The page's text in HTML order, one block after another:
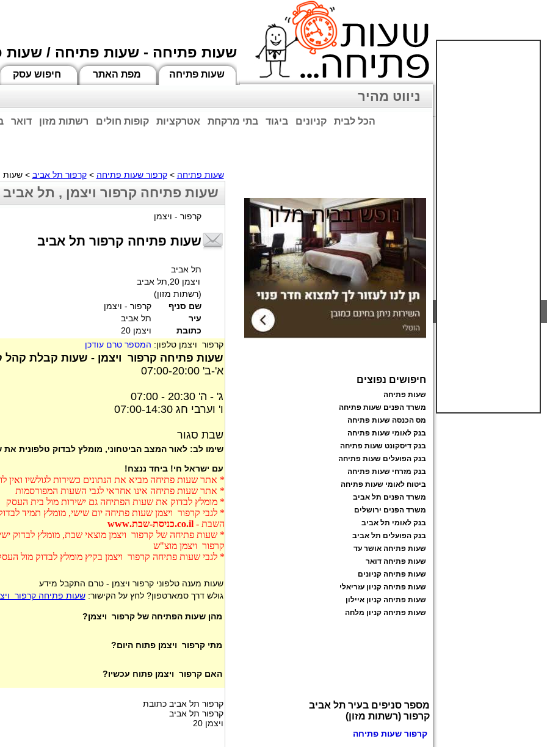
שעות פתיחה - שעות פתיחה / שעות
חיפוש עסק מפת האתר שעות פתיחה
ניווט מהיר
דואר רשתות מזון קופות חולים אטרקציות בתי מרקחת ביגוד קניונים הכל לבית
שעות פתיחה >קרפור שעות פתיחה >קרפור תל אביב > שעות
שעות פתיחה קרפור ויצמן , תל אביב
קרפור - ויצמן
שעות פתיחה קרפור תל אביב
תל אביב
ויצמן 20,תל אביב
(רשתות מזון)
שם סניף
קרפור - ויצמן
עיר
תל אביב
כתובת
ויצמן 20
קרפור ויצמן טלפון: המספר טרם עודכן
שעות פתיחה קרפור ויצמן - שעות קבלת קהל
א'-ב' 07:00-20:00
ג' - ה' 20:30 - 07:00
ו' וערבי חג 07:00-14:30
שבת סגור
שימו לב: לאור המצב הביטחוני, מומלץ לבדוק טלפונית
עם ישראל חי! ביחד ננצח!
* אתר שעות פתיחה מביא את הנתונים כשירות לגולשיו
* אתר שעות פתיחה אינו אחראי לגבי השעות המפורסמות
* מומלץ לבדוק את שעות הפתיחה גם ישירות מול בית העסק
* לגבי קרפור ויצמן שעות פתיחה יום שישי, מומלץ תמיד
השבת -co.il.כניסת-שבת.www
* שעות פתיחה של קרפור ויצמן מוצאי שבת, מומלץ לבדוק
קרפור ויצמן מוצ"ש
* לגבי שעות פתיחה קרפור ויצמן בקיץ מומלץ לבדוק מול
שעות מענה טלפוני קרפור ויצמן - טרם התקבל מידע
גולש דרך סמארטפון? לחץ על הקישור:שעות פתיחה קרפור
מהן שעות הפתיחה של קרפור ויצמן?
מתי קרפור ויצמן פתוח היום?
האם קרפור ויצמן פתוח עכשיו?
קרפור תל אביב כתובת
קרפור תל אביב
ויצמן 20
חיפושים נפוצים
שעות פתיחה
משרד הפנים שעות פתיחה
מס הכנסה שעות פתיחה
בנק לאומי שעות פתיחה
בנק דיסקונט שעות פתיחה
בנק הפועלים שעות פתיחה
בנק מזרחי שעות פתיחה
ביטוח לאומי שעות פתיחה
משרד הפנים תל אביב
משרד הפנים ירושלים
בנק לאומי תל אביב
בנק הפועלים תל אביב
שעות פתיחה אושר עד
שעות פתיחה דואר
שעות פתיחה קניונים
שעות פתיחה קניון עזריאלי
שעות פתיחה קניון איילון
שעות פתיחה קניון מלחה
מספר סניפים בעיר תל אביב
קרפור (רשתות מזון)
קרפור שעות פתיחה